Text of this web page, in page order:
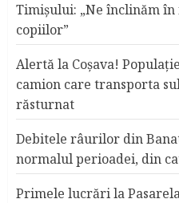
Timişului: „Ne înclinăm
copiilor”
Alertă la Coşava!
camion care transporta
răsturnat
Debitele râurilor din
normalul perioadei, din
Primele lucrări la